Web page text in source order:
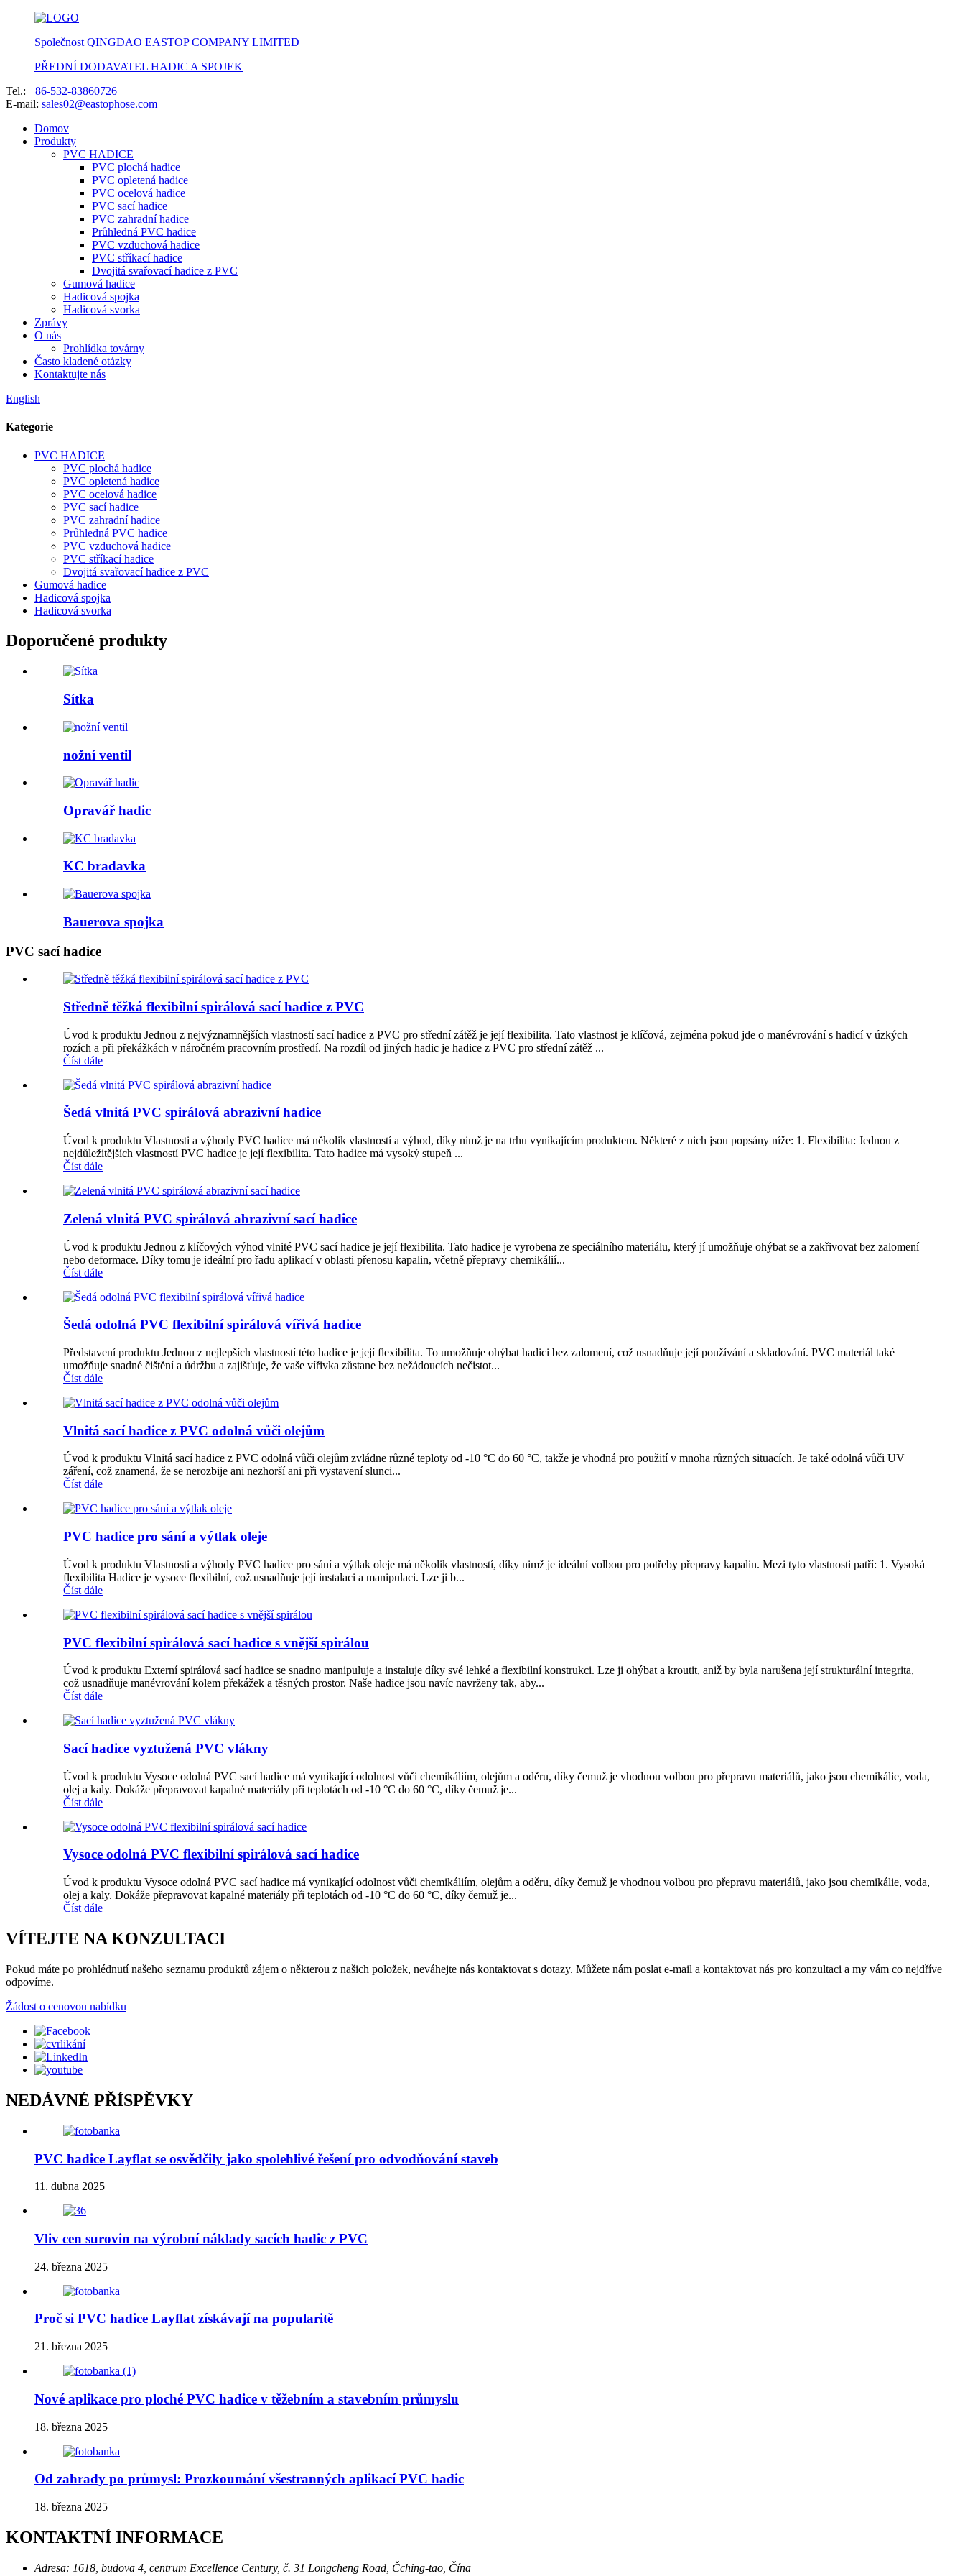
Společnost QINGDAO EASTOP COMPANY LIMITED
PŘEDNÍ DODAVATEL HADIC A SPOJEK
Tel.: +86-532-83860726
E-mail: sales02@eastophose.com
Domov
Produkty
PVC HADICE
PVC plochá hadice
PVC opletená hadice
PVC ocelová hadice
PVC sací hadice
PVC zahradní hadice
Průhledná PVC hadice
PVC vzduchová hadice
PVC stříkací hadice
Dvojitá svařovací hadice z PVC
Gumová hadice
Hadicová spojka
Hadicová svorka
Zprávy
O nás
Prohlídka továrny
Často kladené otázky
Kontaktujte nás
English
Kategorie
PVC HADICE
PVC plochá hadice
PVC opletená hadice
PVC ocelová hadice
PVC sací hadice
PVC zahradní hadice
Průhledná PVC hadice
PVC vzduchová hadice
PVC stříkací hadice
Dvojitá svařovací hadice z PVC
Gumová hadice
Hadicová spojka
Hadicová svorka
Doporučené produkty
Sítka
nožní ventil
Opravář hadic
KC bradavka
Bauerova spojka
PVC sací hadice
Středně těžká flexibilní spirálová sací hadice z PVC
Úvod k produktu Jednou z nejvýznamnějších vlastností sací hadice z PVC pro střední zátěž je její flexibilita. Tato vlastnost je klíčová, zejména pokud jde o manévrování s hadicí v úzkých
rozích a při překážkách v náročném pracovním prostředí. Na rozdíl od jiných hadic je hadice z PVC pro střední zátěž ...
Číst dále
Šedá vlnitá PVC spirálová abrazivní hadice
Úvod k produktu Vlastnosti a výhody PVC hadice má několik vlastností a výhod, díky nimž je na trhu vynikajícím produktem. Některé z nich jsou popsány níže: 1. Flexibilita: Jednou z
nejdůležitějších vlastností PVC hadice je její flexibilita. Tato hadice má vysoký stupeň ...
Číst dále
Zelená vlnitá PVC spirálová abrazivní sací hadice
Úvod k produktu Jednou z klíčových výhod vlnité PVC sací hadice je její flexibilita. Tato hadice je vyrobena ze speciálního materiálu, který jí umožňuje ohýbat se a zakřivovat bez zalomení
nebo deformace. Díky tomu je ideální pro řadu aplikací v oblasti přenosu kapalin, včetně přepravy chemikálií...
Číst dále
Šedá odolná PVC flexibilní spirálová vířivá hadice
Představení produktu Jednou z nejlepších vlastností této hadice je její flexibilita. To umožňuje ohýbat hadici bez zalomení, což usnadňuje její používání a skladování. PVC materiál také
umožňuje snadné čištění a údržbu a zajišťuje, že vaše vířivka zůstane bez nežádoucích nečistot...
Číst dále
Vlnitá sací hadice z PVC odolná vůči olejům
Úvod k produktu Vlnitá sací hadice z PVC odolná vůči olejům zvládne různé teploty od -10 °C do 60 °C, takže je vhodná pro použití v mnoha různých situacích. Je také odolná vůči UV
záření, což znamená, že se nerozbije ani nezhorší ani při vystavení slunci...
Číst dále
PVC hadice pro sání a výtlak oleje
Úvod k produktu Vlastnosti a výhody PVC hadice pro sání a výtlak oleje má několik vlastností, díky nimž je ideální volbou pro potřeby přepravy kapalin. Mezi tyto vlastnosti patří: 1. Vysoká
flexibilita Hadice je vysoce flexibilní, což usnadňuje její instalaci a manipulaci. Lze ji b...
Číst dále
PVC flexibilní spirálová sací hadice s vnější spirálou
Úvod k produktu Externí spirálová sací hadice se snadno manipuluje a instaluje díky své lehké a flexibilní konstrukci. Lze ji ohýbat a kroutit, aniž by byla narušena její strukturální integrita,
což usnadňuje manévrování kolem překážek a těsných prostor. Naše hadice jsou navíc navrženy tak, aby...
Číst dále
Sací hadice vyztužená PVC vlákny
Úvod k produktu Vysoce odolná PVC sací hadice má vynikající odolnost vůči chemikáliím, olejům a oděru, díky čemuž je vhodnou volbou pro přepravu materiálů, jako jsou chemikálie, voda,
olej a kaly. Dokáže přepravovat kapalné materiály při teplotách od -10 °C do 60 °C, díky čemuž je...
Číst dále
Vysoce odolná PVC flexibilní spirálová sací hadice
Úvod k produktu Vysoce odolná PVC sací hadice má vynikající odolnost vůči chemikáliím, olejům a oděru, díky čemuž je vhodnou volbou pro přepravu materiálů, jako jsou chemikálie, voda,
olej a kaly. Dokáže přepravovat kapalné materiály při teplotách od -10 °C do 60 °C, díky čemuž je...
Číst dále
VÍTEJTE NA KONZULTACI
Pokud máte po prohlédnutí našeho seznamu produktů zájem o některou z našich položek, neváhejte nás kontaktovat s dotazy. Můžete nám poslat e-mail a kontaktovat nás pro konzultaci a my vám co nejdříve
odpovíme.
Žádost o cenovou nabídku
NEDÁVNÉ PŘÍSPĚVKY
PVC hadice Layflat se osvědčily jako spolehlivé řešení pro odvodňování staveb
11. dubna 2025
Vliv cen surovin na výrobní náklady sacích hadic z PVC
24. března 2025
Proč si PVC hadice Layflat získávají na popularitě
21. března 2025
Nové aplikace pro ploché PVC hadice v těžebním a stavebním průmyslu
18. března 2025
Od zahrady po průmysl: Prozkoumání všestranných aplikací PVC hadic
18. března 2025
KONTAKTNÍ INFORMACE
Adresa: 1618, budova 4, centrum Excellence Century, č. 31 Longcheng Road, Čching-tao, Čína